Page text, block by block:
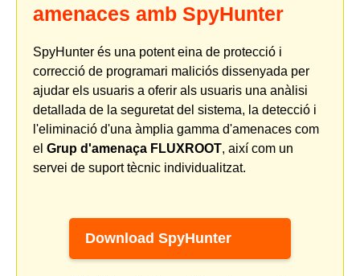
amenaces amb SpyHunter
SpyHunter és una potent eina de protecció i
correcció de programari maliciós dissenyada per
ajudar els usuaris a oferir als usuaris una anàlisi
detallada de la seguretat del sistema, la detecció i
l'eliminació d'una àmplia gamma d'amenaces com
el Grup d'amenaça FLUXROOT, així com un
servei de suport tècnic individualitzat.
Download SpyHunter